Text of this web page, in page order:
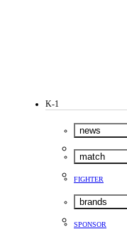
K-1
news
match
FIGHTER
brands
SPONSOR